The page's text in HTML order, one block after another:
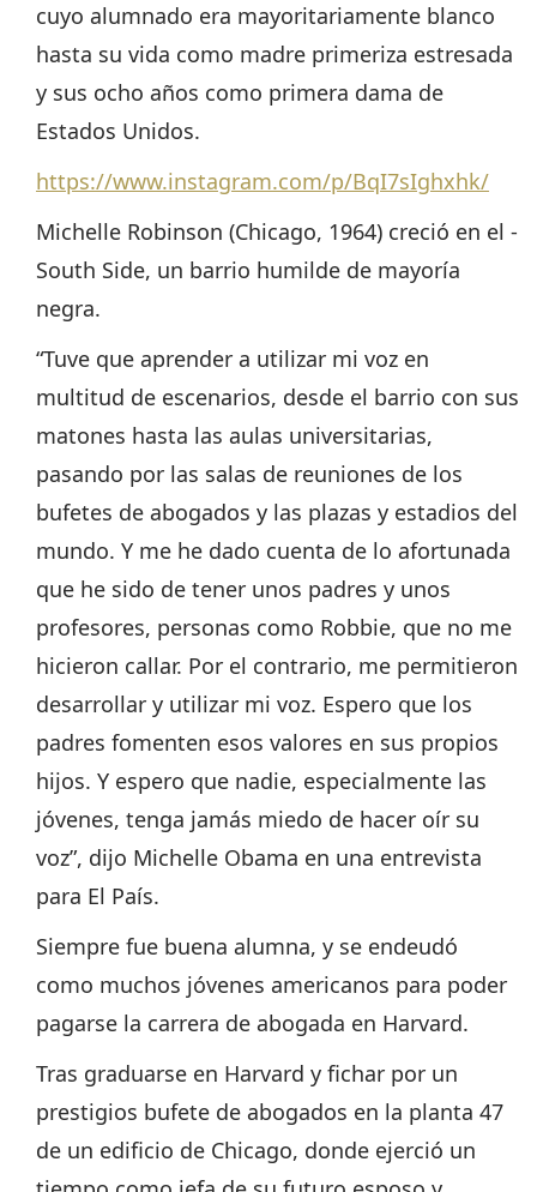
cuyo alumnado era mayoritariamente blanco
hasta su vida como madre primeriza estresada
y sus ocho años como primera dama de
Estados Unidos.
https://www.instagram.com/p/BqI7sIghxhk/
Michelle Robinson (Chicago, 1964) creció en el ­
South Side, un barrio humilde de mayoría
negra.
“Tuve que aprender a utilizar mi voz en
multitud de escenarios, desde el barrio con sus
matones hasta las aulas universitarias,
pasando por las salas de reuniones de los
bufetes de abogados y las plazas y estadios del
mundo. Y me he dado cuenta de lo afortunada
que he sido de tener unos padres y unos
profesores, personas como Robbie, que no me
hicieron callar. Por el contrario, me permitieron
desarrollar y utilizar mi voz. Espero que los
padres fomenten esos valores en sus propios
hijos. Y espero que nadie, especialmente las
jóvenes, tenga jamás miedo de hacer oír su
voz”, dijo Michelle Obama en una entrevista
para El País.
Siempre fue buena alumna, y se endeudó
como muchos jóvenes americanos para poder
pagarse la carrera de abogada en Harvard.
Tras graduarse en Harvard y fichar por un
prestigios bufete de abogados en la planta 47
de un edificio de Chicago, donde ejerció un